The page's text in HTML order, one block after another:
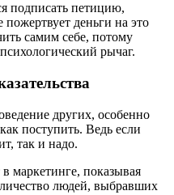
подписать петицию,
деньги на это
самим себе, потому
рычаг.
других, особенно
поступить. Ведь если
так и надо.
маркетинге, показывая
людей, выбравших